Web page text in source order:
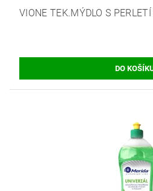
VIONE TEK.MÝDLO S